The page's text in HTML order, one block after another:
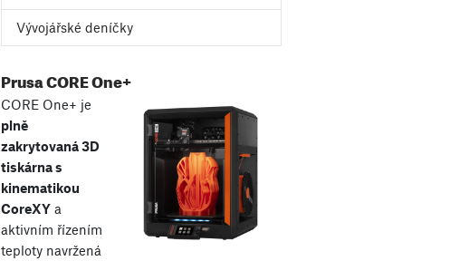
Vývojářské deníčky
Prusa CORE One+
CORE One+ je
plně
zakrytovaná 3D
tiskárna s
kinematikou
CoreXYa
aktivním řízením
teploty navržená